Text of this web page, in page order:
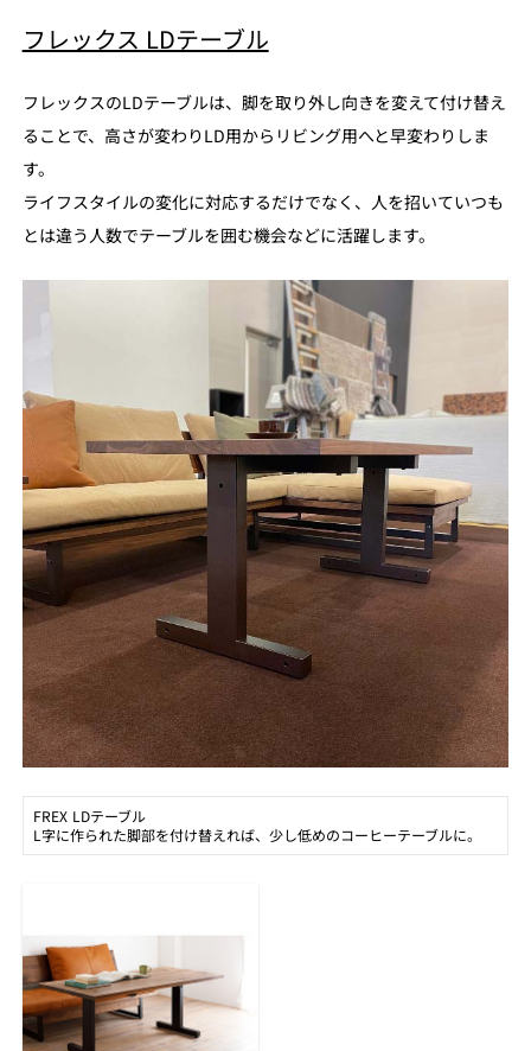
フレックス LDテーブル
フレックスのLDテーブルは、脚を取り外し向きを変えて付け替え
ることで、高さが変わりLD用からリビング用へと早変わりしま
す。
ライフスタイルの変化に対応するだけでなく、人を招いていつも
とは違う人数でテーブルを囲む機会などに活躍します。
FREX LDテーブル
L字に作られた脚部を付け替えれば、少し低めのコーヒーテーブルに。